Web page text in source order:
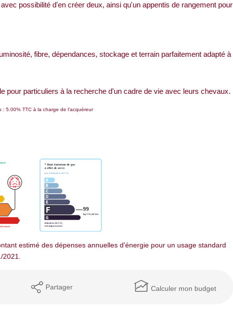
possibilité d'en créer deux, ainsi qu'un appentis de rangement pour
fibre, dépendances, stockage et terrain parfaitement adapté à
pour particuliers à la recherche d'un cadre de vie avec leurs chevaux.
: 5.00% TTC à la charge de l'acquéreur
estimé des dépenses annuelles d'énergie pour un usage standard
Partager Calculer mon budget